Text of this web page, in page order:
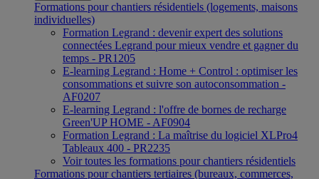
Formations pour chantiers résidentiels (logements, maisons
individuelles)
Formation Legrand : devenir expert des solutions
connectées Legrand pour mieux vendre et gagner du
temps - PR1205
E-learning Legrand : Home + Control : optimiser les
consommations et suivre son autoconsommation -
AF0207
E-learning Legrand : l'offre de bornes de recharge
Green'UP HOME - AF0904
Formation Legrand : La maîtrise du logiciel XLPro4
Tableaux 400 - PR2235
Voir toutes les formations pour chantiers résidentiels
Formations pour chantiers tertiaires (bureaux, commerces,